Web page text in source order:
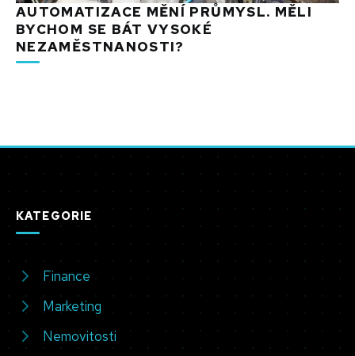
AUTOMATIZACE MĚNÍ PRŮMYSL. MĚLI
BYCHOM SE BÁT VYSOKÉ
NEZAMĚSTNANOSTI?
KATEGORIE
Finance
Marketing
Nemovitosti